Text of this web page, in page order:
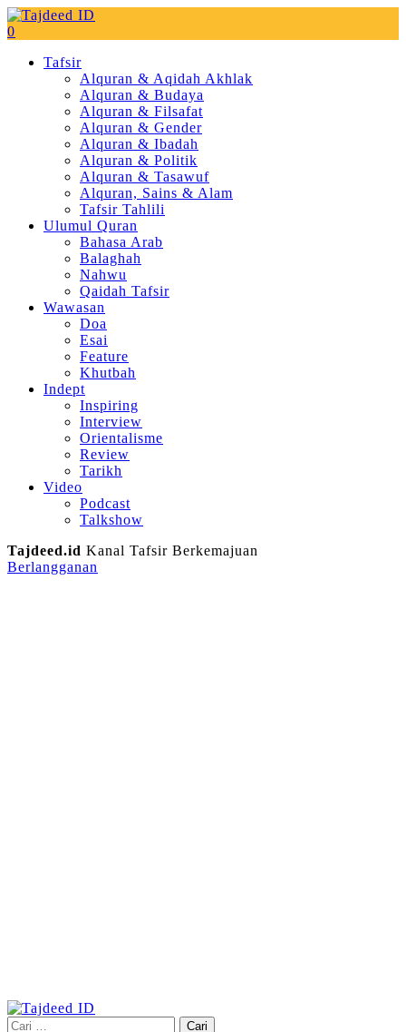
0
Tafsir
Alquran & Aqidah Akhlak
Alquran & Budaya
Alquran & Filsafat
Alquran & Gender
Alquran & Ibadah
Alquran & Politik
Alquran & Tasawuf
Alquran, Sains & Alam
Tafsir Tahlili
Ulumul Quran
Bahasa Arab
Balaghah
Nahwu
Qaidah Tafsir
Wawasan
Doa
Esai
Feature
Khutbah
Indept
Inspiring
Interview
Orientalisme
Review
Tarikh
Video
Podcast
Talkshow
Tajdeed.id Kanal Tafsir Berkemajuan
Berlangganan
Cari